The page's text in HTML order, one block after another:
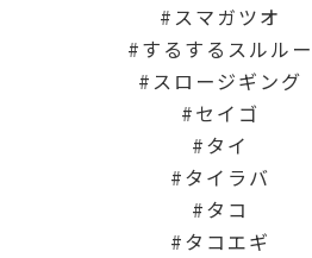
スマガツオ
するするスルルー
スロージギング
セイゴ
タイ
タイラバ
タコ
タコエギ